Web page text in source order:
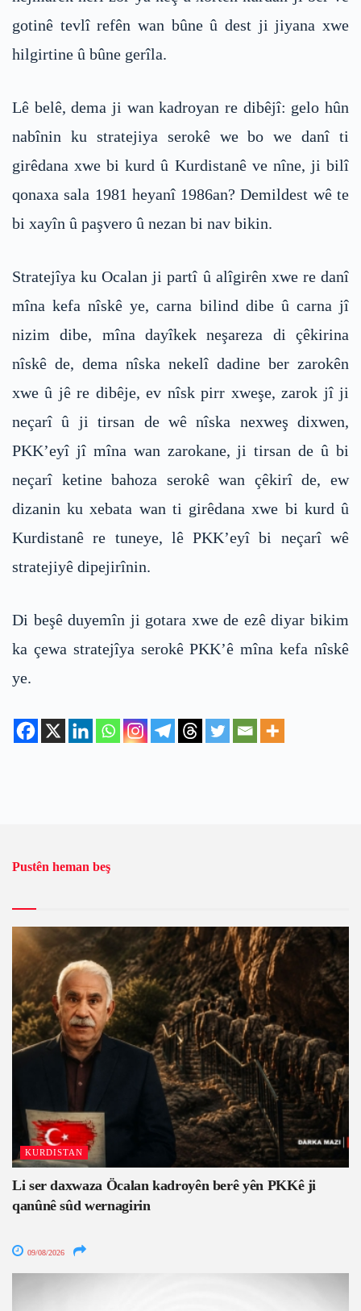
gotinê tevlî refên wan bûne û dest ji jiyana xwe
hilgirtine û bûne gerîla.
Lê belê, dema ji wan kadroyan re dibêjî: gelo hûn
nabînin ku stratejiya serokê we bo we danî ti
girêdana xwe bi kurd û Kurdistanê ve nîne, ji bilî
qonaxa sala 1981 heyanî 1986an? Demildest wê te
bi xayîn û paşvero û nezan bi nav bikin.
Stratejîya ku Ocalan ji partî û alîgirên xwe re danî
mîna kefa nîskê ye, carna bilind dibe û carna jî
nizim dibe, mîna dayîkek neşareza di çêkirina
nîskê de, dema nîska nekelî dadine ber zarokên
xwe û jê re dibêje, ev nîsk pirr xweşe, zarok jî ji
neçarî û ji tirsan de wê nîska nexweş dixwen,
PKK’eyî jî mîna wan zarokane, ji tirsan de û bi
neçarî ketine bahoza serokê wan çêkirî de, ew
dizanin ku xebata wan ti girêdana xwe bi kurd û
Kurdistanê re tuneye, lê PKK’eyî bi neçarî wê
stratejiyê dipejirînin.
Di beşê duyemîn ji gotara xwe de ezê diyar bikim
ka çewa stratejîya serokê PKK’ê mîna kefa nîskê
ye.
Pustên heman beş
KURDISTAN
Li ser daxwaza Öcalan kadroyên berê yên PKKê ji
qanûnê sûd wernagirin
09/08/2026